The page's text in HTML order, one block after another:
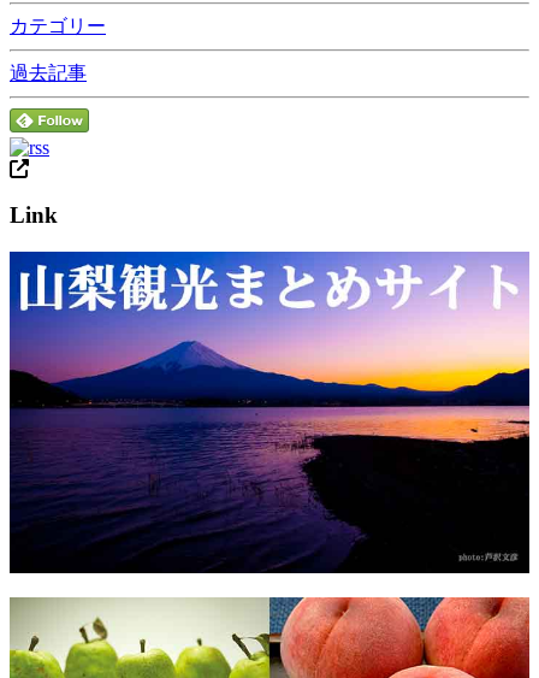
カテゴリー
過去記事
Link